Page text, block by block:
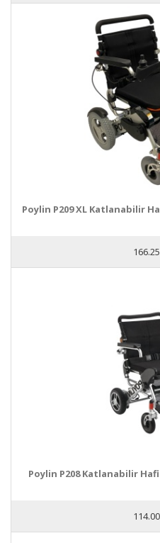
Poylin P209 XL Katlanabilir
Poylin P208 Katlanabilir